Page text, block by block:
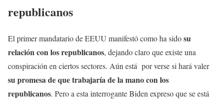
republicanos
El primer mandatario de EEUU manifestó como ha sidosu
relación con los republicanos, dejando claro que existe una
conspiración en ciertos sectores. Aún está por verse si hará valer
su promesa de que trabajaría de la mano con los
republicanos. Pero a esta interrogante Biden expreso que se está